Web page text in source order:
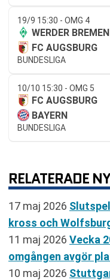
19/9 15:30 - OMG 4
WERDER BREMEN
FC AUGSBURG
BUNDESLIGA
10/10 15:30 - OMG 5
FC AUGSBURG
BAYERN
BUNDESLIGA
RELATERADE
17 maj 2026
kross och
11 maj 2026 Vecka
omgången avgör
10 maj 2026